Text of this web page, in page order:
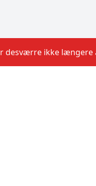
desværre ikke længere